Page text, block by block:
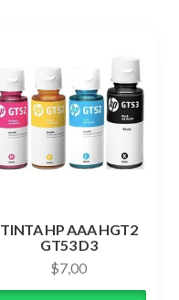
TINTA HP AAA HGT2
GT53 D3
$7,00